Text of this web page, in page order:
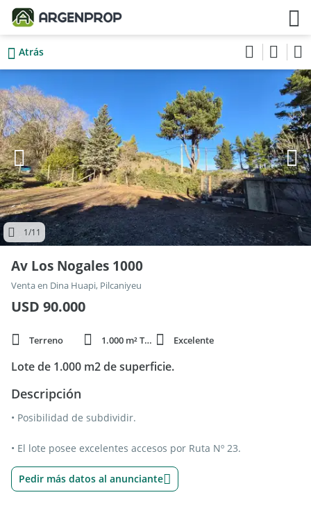
Atrás
1/11
Av Los Nogales 1000
Venta en Dina Huapi, Pilcaniyeu
USD 90.000
Terreno 1.000 m² Total Excelente
Lote de 1.000 m2 de superficie.
Descripción
• Posibilidad de subdividir.
• El lote posee excelentes accesos por Ruta Nº 23.
Pedir más datos al anunciante